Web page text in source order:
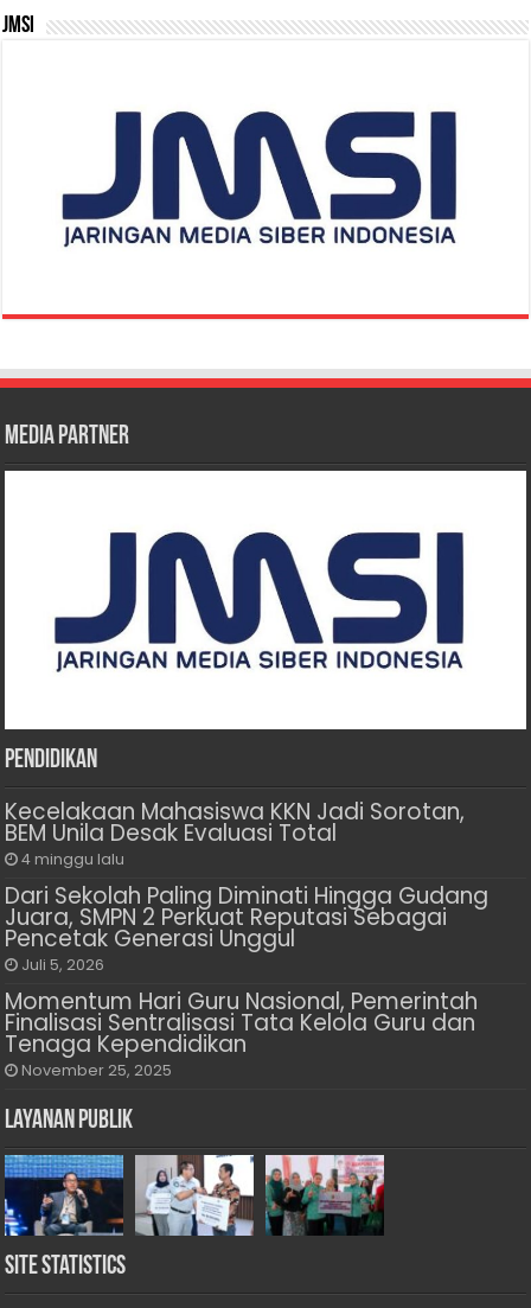
JMSI
Media Partner
Pendidikan
Kecelakaan Mahasiswa KKN Jadi Sorotan,
BEM Unila Desak Evaluasi Total
4 minggu lalu
Dari Sekolah Paling Diminati Hingga Gudang
Juara, SMPN 2 Perkuat Reputasi Sebagai
Pencetak Generasi Unggul
Juli 5, 2026
Momentum Hari Guru Nasional, Pemerintah
Finalisasi Sentralisasi Tata Kelola Guru dan
Tenaga Kependidikan
November 25, 2025
Layanan Publik
Site Statistics